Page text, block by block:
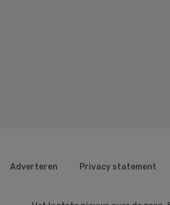
Adverteren Privacy statement